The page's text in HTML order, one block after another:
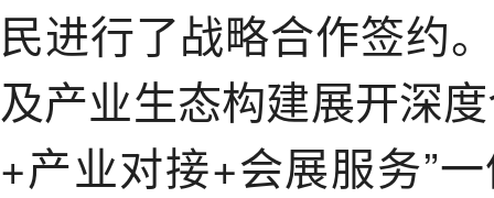
民进行了战略合作签约
及产业生态构建展开深
+产业对接+会展服务”